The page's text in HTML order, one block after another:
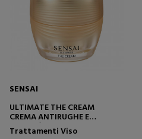
SENSAI
ULTIMATE THE CREAM
CREMA ANTIRUGHE E
ANTIETÀ
Trattamenti Viso